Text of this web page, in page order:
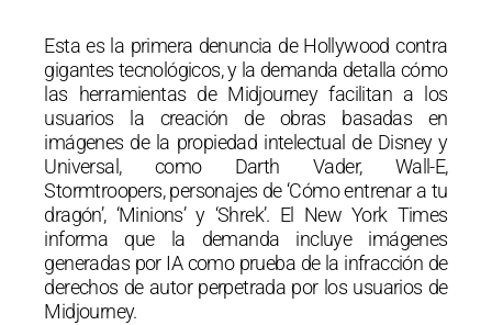
Esta es la primera denuncia de Hollywood contra
gigantes tecnológicos, y la demanda detalla cómo
las herramientas de Midjourney facilitan a los
usuarios la creación de obras basadas en
imágenes de la propiedad intelectual de Disney y
Universal, como Darth Vader, Wall-E,
Stormtroopers, personajes de ‘Cómo entrenar a tu
dragón’, ‘Minions’ y ‘Shrek’. El New York Times
informa que la demanda incluye imágenes
generadas por IA como prueba de la infracción de
derechos de autor perpetrada por los usuarios de
Midjourney.